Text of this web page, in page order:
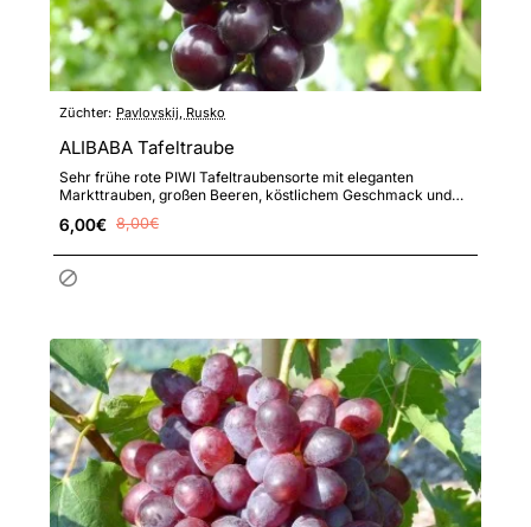
Züchter: Pavlovskij, Rusko
ALIBABA Tafeltraube
Sehr frühe rote PIWI Tafeltraubensorte mit eleganten
Markttrauben, großen Beeren, köstlichem Geschmack und
6,00€ 8,00€